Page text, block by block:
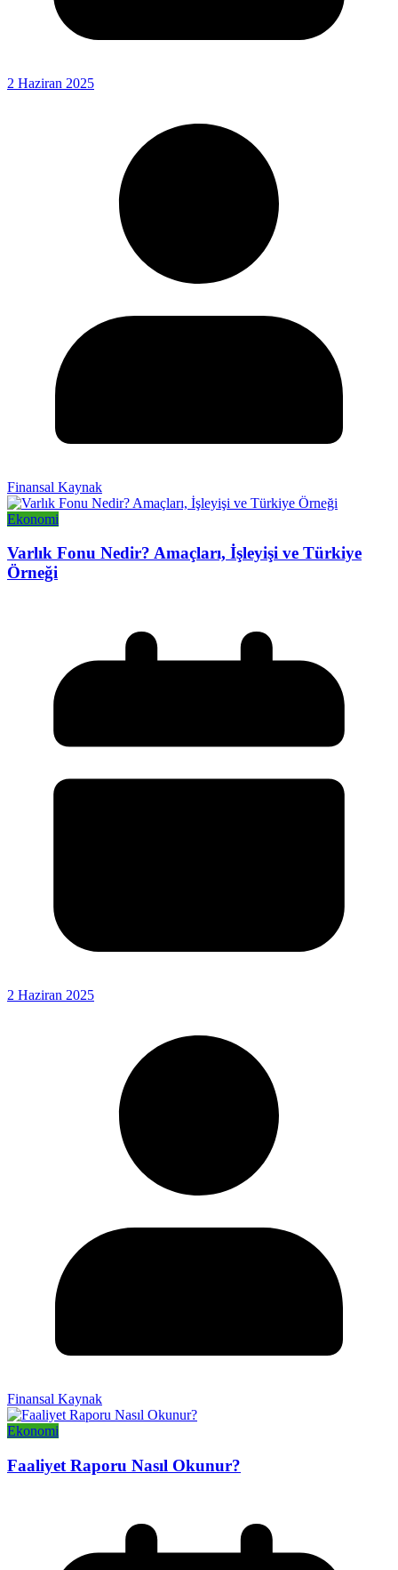
2 Haziran 2025
Finansal Kaynak
Ekonomi
Varlık Fonu Nedir? Amaçları, İşleyişi ve Türkiye
Örneği
2 Haziran 2025
Finansal Kaynak
Ekonomi
Faaliyet Raporu Nasıl Okunur?